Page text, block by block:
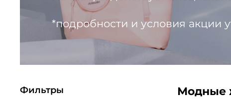
*подробности и условия акции
Модные
Фильтры